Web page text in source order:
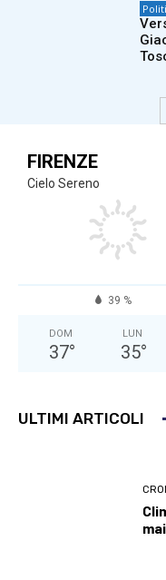
FIRENZE
Cielo Sereno
39 %
DOM
37°
LUN
35°
ULTIMI ARTICOLI